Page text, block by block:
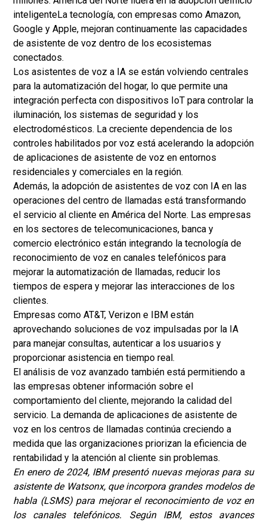
inteligenteLa tecnología, con empresas como Amazon,
Google y Apple, mejoran continuamente las capacidades
de asistente de voz dentro de los ecosistemas
conectados.
Los asistentes de voz a IA se están volviendo centrales
para la automatización del hogar, lo que permite una
integración perfecta con dispositivos IoT para controlar la
iluminación, los sistemas de seguridad y los
electrodomésticos. La creciente dependencia de los
controles habilitados por voz está acelerando la adopción
de aplicaciones de asistente de voz en entornos
residenciales y comerciales en la región.
Además, la adopción de asistentes de voz con IA en las
operaciones del centro de llamadas está transformando
el servicio al cliente en América del Norte. Las empresas
en los sectores de telecomunicaciones, banca y
comercio electrónico están integrando la tecnología de
reconocimiento de voz en canales telefónicos para
mejorar la automatización de llamadas, reducir los
tiempos de espera y mejorar las interacciones de los
clientes.
Empresas como AT&T, Verizon e IBM están
aprovechando soluciones de voz impulsadas por la IA
para manejar consultas, autenticar a los usuarios y
proporcionar asistencia en tiempo real.
El análisis de voz avanzado también está permitiendo a
las empresas obtener información sobre el
comportamiento del cliente, mejorando la calidad del
servicio. La demanda de aplicaciones de asistente de
voz en los centros de llamadas continúa creciendo a
medida que las organizaciones priorizan la eficiencia de
rentabilidad y la atención al cliente sin problemas.
En enero de 2024, IBM presentó nuevas mejoras para su
asistente de Watsonx, que incorpora grandes modelos de
habla (LSMS) para mejorar el reconocimiento de voz en
los canales telefónicos. Según IBM, estos avances